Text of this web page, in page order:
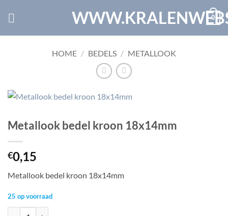
0
HOME / BEDELS / METALLOOK
Metallook bedel kroon 18x14mm
€0,15
Metallook bedel kroon 18x14mm
25 op voorraad